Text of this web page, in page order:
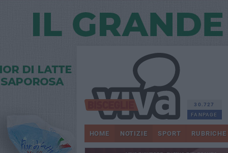
30.727
FANPAGE
HOME NOTIZIE SPORT RUBRICHE